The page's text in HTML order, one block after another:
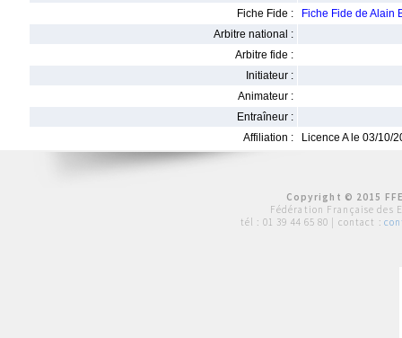
Fiche Fide :
Fiche Fide de Alain
Arbitre national :
Arbitre fide :
Initiateur :
Animateur :
Entraîneur :
Affiliation :
Licence A le 03/10/
Copyright © 2015
Fédération Française des
tél : 01 39 44 65 80 | contact :